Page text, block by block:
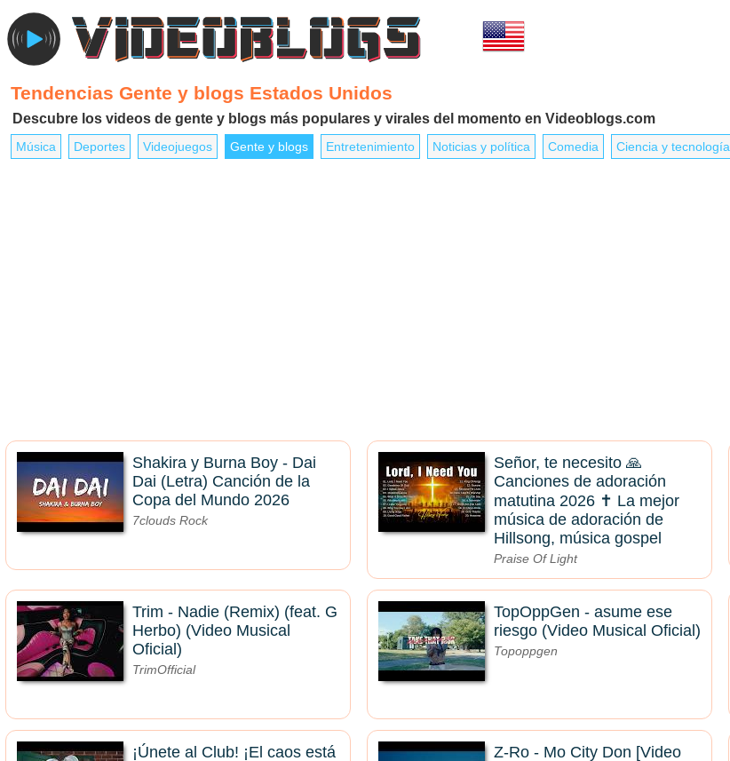
Tendencias Gente y blogs Estados Unidos
Descubre los videos de gente y blogs más populares y virales del momento en Videoblogs.com
Música Deportes Videojuegos Gente y blogs Entretenimiento Noticias y política Comedia Ciencia y tecnología
Shakira y Burna Boy - Dai
Dai (Letra) Canción de la
Copa del Mundo 2026
7clouds Rock
Señor, te necesito 🙏
Canciones de adoración
matutina 2026 ✝️ La mejor
música de adoración de
Hillsong, música gospel
Praise Of Light
Trim - Nadie (Remix) (feat. G
Herbo) (Video Musical
Oficial)
TrimOfficial
TopOppGen - asume ese
riesgo (Video Musical Oficial)
Topoppgen
¡Únete al Club! ¡El caos está
Z-Ro - Mo City Don [Video